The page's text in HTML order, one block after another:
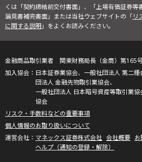
くは「契約締結前交付書面」、「上場有価証券等
論見書補完書面」または当社ウェブサイトの「リ
に関する説明」をよくお読みください。
金融商品取引業者 関東財務局長（金商）第165
日本証券業協会、一般社団法人 第二
団法人 金融先物取引業協会、
一般社団法人 日本暗号資産等取引業
協会
リスク・手数料などの重要事項
個人情報のお取り扱いについて
マネックス証券株式会社 会社概要
ヘルプ（通知の登録・解除）